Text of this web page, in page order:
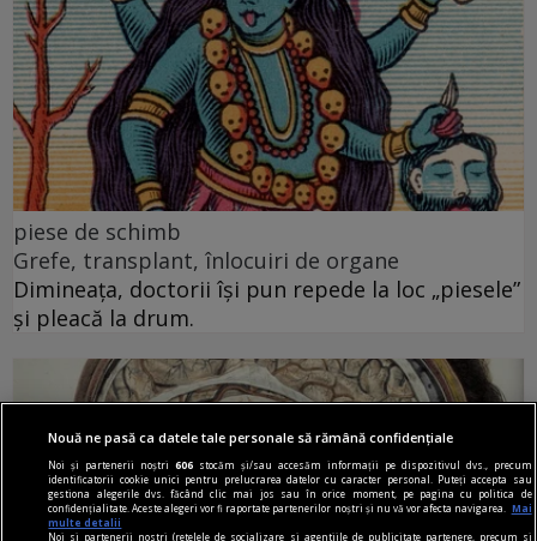
piese de schimb
Grefe, transplant, înlocuiri de organe
Dimineața, doctorii își pun repede la loc „piesele”
și pleacă la drum.
Nouă ne pasă ca datele tale personale să rămână confidențiale
Noi și partenerii noștri606 stocăm și/sau accesăm informații pe dispozitivul dvs., precum
identificatorii cookie unici pentru prelucrarea datelor cu caracter personal. Puteți accepta sau
gestiona alegerile dvs. făcând clic mai jos sau în orice moment, pe pagina cu politica de
confidențialitate. Aceste alegeri vor fi raportate partenerilor noștri și nu vă vor afecta navigarea.
Mai
multe detalii
Noi si partenerii nostri (retelele de socializare si agentiile de publicitate partenere, precum si